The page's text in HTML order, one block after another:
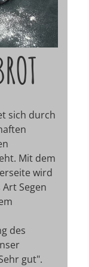
sich durch
Mit dem
wird
Segen
des
gut".